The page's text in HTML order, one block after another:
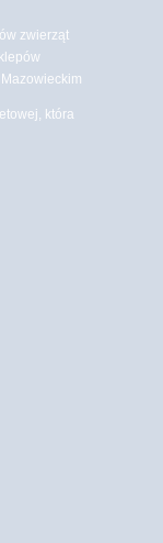
zwierząt
która